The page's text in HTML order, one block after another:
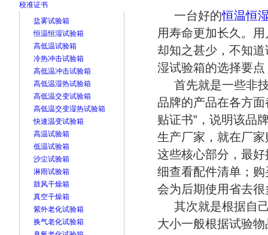
校准证书
盐雾试验箱
恒温恒湿试验箱
高低温试验箱
冷热冲击试验箱
高低温冲击试验箱
高低温湿热试验箱
高低温交变试验箱
高低温交变湿热试验箱
快速温变试验箱
高温试验箱
低温试验箱
沙尘试验箱
淋雨试验箱
鼓风干燥箱
真空干燥箱
紫外老化试验箱
换气老化试验箱
一台好的恒温恒
用寿命更加长久。
却知之甚少，不知
湿试验箱的选择要
首先就是一些非
品牌的产品在各方面
贴证书”，说明该品
生产厂家，就在厂
这些核心部分，最
细查看配件清单；
会为后期使用省去
其次就是根据自
大小一般根据试验